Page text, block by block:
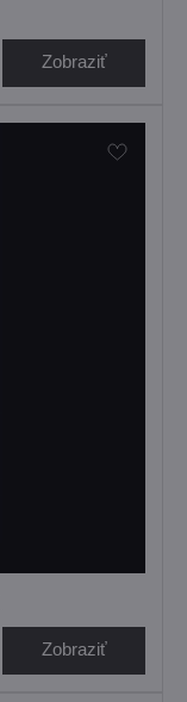
Zobraziť
Zobraziť